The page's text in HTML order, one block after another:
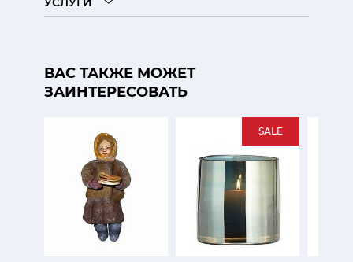
ВАС ТАКЖЕ МОЖЕТ
ЗАИНТЕРЕСОВАТЬ
SALE